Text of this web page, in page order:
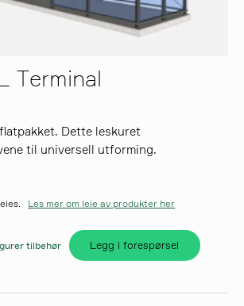
søk
Terminal
Dette leskuret
til universell utforming.
Les mer om leie av produkter her
tilbehør Legg i forespørsel